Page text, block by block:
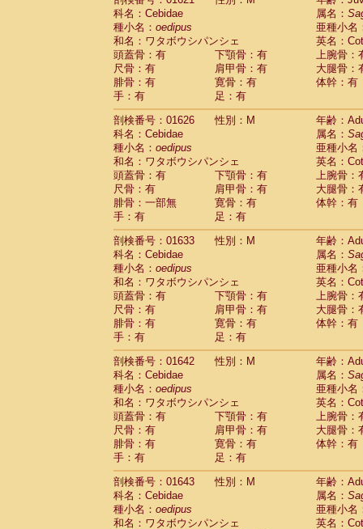
Cercopithecidae Cercocebus agilis (0)
Cercopithecidae
Cercocebus
Cercopithecidae
Cercocebus
CercopithecidaeCercocebus
CercopithecidaeCercocebus
CercopithecidaeCercocebus hybrid(0)
CercopithecidaeCercocebus
CercopithecidaeLophocebus
Cercopithecidae
(0)
Cercopithecidae Papio cynocephalus
Cercopithecidae Papio hamadryas(1)
CercopithecidaePapio papio
CercopithecidaePapio
CercopithecidaeMandrillus
CercopithecidaeMandrillus sphinx
CercopithecidaeTheropithecus
CercopithecidaeMacaca arctoides(1)
Cercopithecidae Macaca assamensis
Cercopithecidae
Macaca
CercopithecidaeMacaca cyclopis (6)
CercopithecidaeMacaca fascicularis
CercopithecidaeMacaca fuscaca
CercopithecidaeMacaca fuscata
CercopithecidaeMacaca fuscata
CercopithecidaeMacaca maura(1)
Cercopithecidae Macaca mulatta(47)
Cercopithecidae Macaca nemestrina(3)
Cercopithecidae Macaca nigra(1)
CercopithecidaeMacaca radiata(8)
CercopithecidaeMacaca silenus(1)
CercopithecidaeMacaca sinica (0)
CercopithecidaeMacaca sylvanus
CercopithecidaeMacaca thibetana (0)
Cercopithecidae Macaca tonkeana (0)
Cercopithecidae hybrid(1)
Cercopithecidae (0)
科名：Cebidae
属名：
種小名： oedipus
亜種小名
和名：ワタボウシパンシェ
英名：
頭蓋骨：有
下顎骨：有
上腕骨：
尺骨：有
肩甲骨：有
大腿骨：
腓骨：有
寛骨：有
体幹：有
手：有
足：有
剖検番号：01626
性別：M
年齢：
科名：Cebidae
属名：
種小名： oedipus
亜種小名
和名：ワタボウシパンシェ
英名：
頭蓋骨：有
下顎骨：有
上腕骨：
尺骨：有
肩甲骨：有
大腿骨：
腓骨：一部無
寛骨：有
体幹：有
手：有
足：有
剖検番号：01633
性別：M
年齢：
科名：Cebidae
属名：
種小名： oedipus
亜種小名
和名：ワタボウシパンシェ
英名：
頭蓋骨：有
下顎骨：有
上腕骨：
尺骨：有
肩甲骨：有
大腿骨：
腓骨：有
寛骨：有
体幹：有
手：有
足：有
剖検番号：01642
性別：M
年齢：
科名：Cebidae
属名：
種小名： oedipus
亜種小名
和名：ワタボウシパンシェ
英名：
頭蓋骨：有
下顎骨：有
上腕骨：
尺骨：有
肩甲骨：有
大腿骨：
腓骨：有
寛骨：有
体幹：有
手：有
足：有
剖検番号：01643
性別：M
年齢：
科名：Cebidae
属名：
種小名： oedipus
亜種小名
和名：ワタボウシパンシェ
英名：